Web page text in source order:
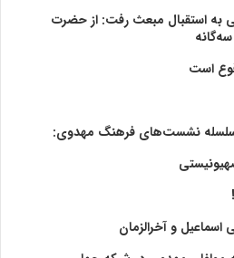
به استقبال مبعث رفت: از حضرت
است
سلسله نشست‌های فرهنگ مهدوی:‌
و آخرالزمان